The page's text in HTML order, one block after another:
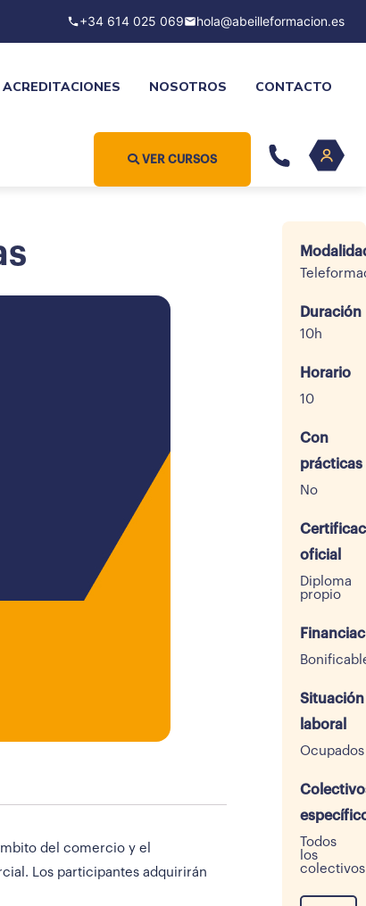
+34 614 025 069 hola@abeilleformacion.es
ACREDITACIONES NOSOTROS CONTACTO
VER CURSOS
del comercio y el
Los participantes adquirirán
Duración
10h
Horario
10
Con
prácticas
No
oficial
Diploma
propio
Situación
laboral
Ocupados
Todos
los
colectivos